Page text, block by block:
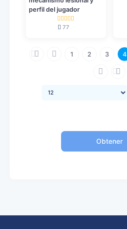
perfil del jugador
77
1 2 3 4
Obtener